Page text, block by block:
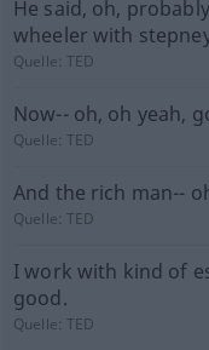
He said, oh,
wheeler with
Quelle:TED
Now-- oh, oh yeah,
Quelle:TED
And the rich man--
Quelle:TED
I work with kind of
good.
Quelle:TED